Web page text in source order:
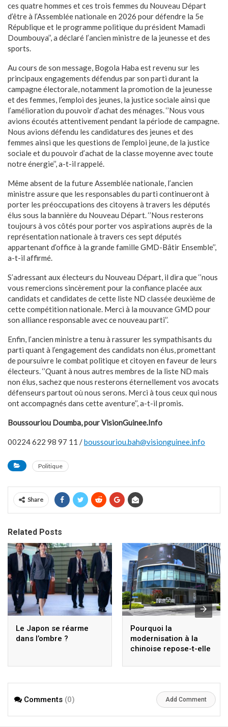
ces quatre hommes et ces trois femmes du Nouveau Départ
d’être à l’Assemblée nationale en 2026 pour défendre la 5e
République et le programme politique du président Mamadi
Doumbouya’’, a déclaré l’ancien ministre de la jeunesse et des
sports.
Au cours de son message, Bogola Haba est revenu sur les
principaux engagements défendus par son parti durant la
campagne électorale, notamment la promotion de la jeunesse
et des femmes, l’emploi des jeunes, la justice sociale ainsi que
l’amélioration du pouvoir d’achat des ménages. ‘’Nous vous
avions écoutés attentivement pendant la période de campagne.
Nous avions défendu les candidatures des jeunes et des
femmes ainsi que les questions de l’emploi jeune, de la justice
sociale et du pouvoir d’achat de la classe moyenne avec toute
notre énergie’’, a-t-il rappelé.
Même absent de la future Assemblée nationale, l’ancien
ministre assure que les responsables du parti continueront à
porter les préoccupations des citoyens à travers les députés
élus sous la bannière du Nouveau Départ. ‘’Nous resterons
toujours à vos côtés pour porter vos aspirations auprès de la
représentation nationale à travers ces sept députés
appartenant d’office à la grande famille GMD-Bâtir Ensemble’’,
a-t-il affirmé.
S’adressant aux électeurs du Nouveau Départ, il dira que ‘’nous
vous remercions sincèrement pour la confiance placée aux
candidats et candidates de cette liste ND classée deuxième de
cette compétition nationale. Merci à la mouvance GMD pour
son alliance responsable avec ce nouveau parti’’.
Enfin, l’ancien ministre a tenu à rassurer les sympathisants du
parti quant à l’engagement des candidats non élus, promettant
de poursuivre le combat politique et citoyen en faveur de leurs
électeurs. ‘’Quant à nous autres membres de la liste ND mais
non élus, sachez que nous resterons éternellement vos avocats
défenseurs partout où nous serons. Merci à tous ceux qui nous
ont accompagnés dans cette aventure’’, a-t-il promis.
Boussouriou Doumba, pour VisionGuinee.Info
00224 622 98 97 11 /boussouriou.bah@visionguinee.info
Politique
Share
Related Posts
Le Japon se réarme
dans l’ombre ?
Pourquoi la
modernisation à la
chinoise repose-t-elle
scientifique et
Jinping établit des
directives stratégiques
Comments (0) Add Comment